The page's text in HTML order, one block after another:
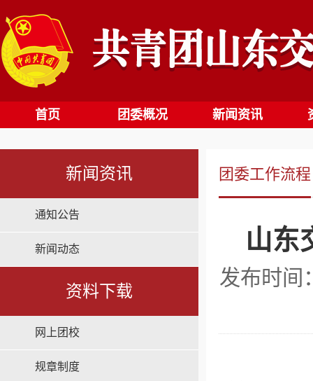
首页 团委概况 新闻资讯
新闻资讯
通知公告
新闻动态
资料下载
网上团校
规章制度
团委工作流程
山东
发布时间